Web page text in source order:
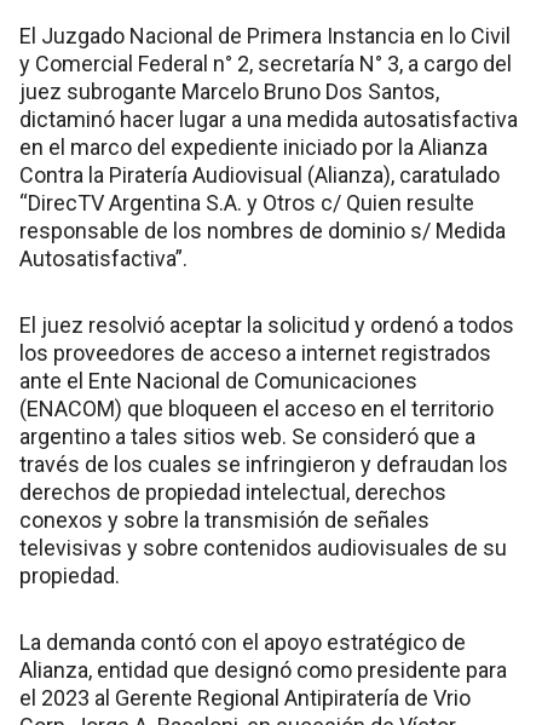
El Juzgado Nacional de Primera Instancia en lo Civil
y Comercial Federal n° 2, secretaría N° 3, a cargo del
juez subrogante Marcelo Bruno Dos Santos,
dictaminó hacer lugar a una medida autosatisfactiva
en el marco del expediente iniciado por la Alianza
Contra la Piratería Audiovisual (Alianza), caratulado
“DirecTV Argentina S.A. y Otros c/ Quien resulte
responsable de los nombres de dominio s/ Medida
Autosatisfactiva”.
El juez resolvió aceptar la solicitud y ordenó a todos
los proveedores de acceso a internet registrados
ante el Ente Nacional de Comunicaciones
(ENACOM) que bloqueen el acceso en el territorio
argentino a tales sitios web. Se consideró que a
través de los cuales se infringieron y defraudan los
derechos de propiedad intelectual, derechos
conexos y sobre la transmisión de señales
televisivas y sobre contenidos audiovisuales de su
propiedad.
La demanda contó con el apoyo estratégico de
Alianza, entidad que designó como presidente para
el 2023 al Gerente Regional Antipiratería de Vrio